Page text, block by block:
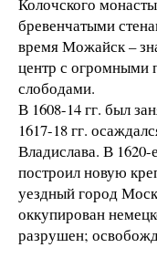
бревенчатыми
время Можайск –
центр с огромными
слободами.
В 1608-14 гг. был
1617-18 гг.
Владислава. В
построил новую
уездный город
оккупирован
разрушен;